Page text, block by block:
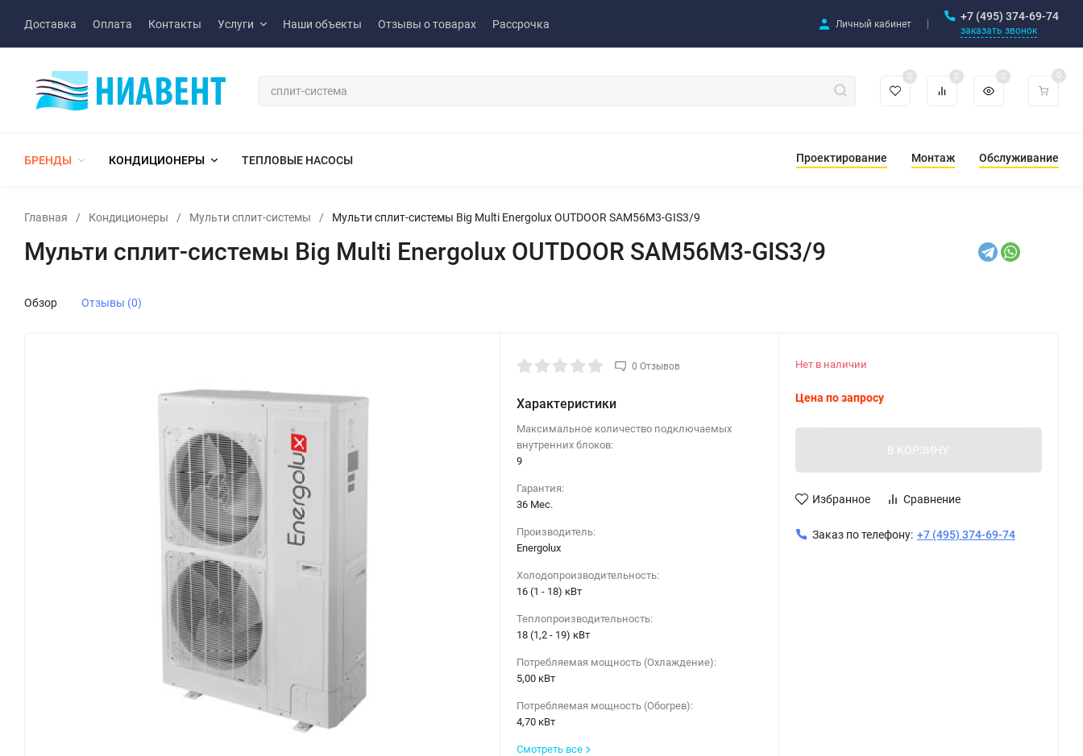
Доставка Оплата Контакты Услуги Наши объекты Отзывы о товарах Рассрочка Личный кабинет
+7 (495) 374-69-74
заказать звонок
0 0 0 0
БРЕНДЫ КОНДИЦИОНЕРЫ ТЕПЛОВЫЕ НАСОСЫ Проектирование Монтаж Обслуживание
Главная / Кондиционеры / Мульти сплит-системы / Мульти сплит-системы Big Multi Energolux OUTDOOR SAM56M3-GIS3/9
Мульти сплит-системы Big Multi Energolux OUTDOOR SAM56M3-GIS3/9
Обзор Отзывы (0)
0 Отзывов
Характеристики
Максимальное количество подключаемых
внутренних блоков:
9
Гарантия:
36 Мес.
Производитель:
Energolux
Холодопроизводительность:
16 (1 - 18) кВт
Теплопроизводительность:
18 (1,2 - 19) кВт
Потребляемая мощность (Охлаждение):
5,00 кВт
Потребляемая мощность (Обогрев):
4,70 кВт
Смотреть все
Нет в наличии
Цена по запросу
В КОРЗИНУ
Избранное Сравнение
Заказ по телефону: +7 (495) 374-69-74